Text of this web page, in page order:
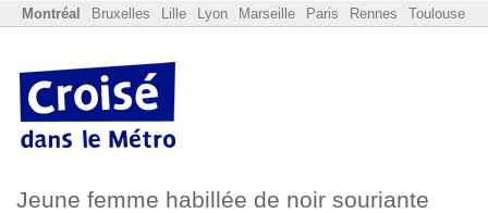
Montréal Bruxelles Lille Lyon Marseille Paris Rennes Toulouse
Jeune femme habillée de noir souriante